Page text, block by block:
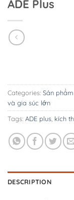
ADE Plus
Categories: Sản
và gia súc lớn
Tags: ADE plus kích
DESCRIPTION